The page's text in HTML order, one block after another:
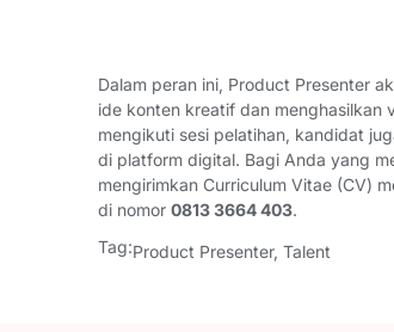
Dalam peran ini, Product Presenter
ide konten kreatif dan
mengikuti sesi pelatihan, kandidat
di platform digital. Bagi Anda yang
mengirimkan Curriculum Vitae (CV)
di nomor 0813 3664 403.
Tag:Product Presenter, Talent